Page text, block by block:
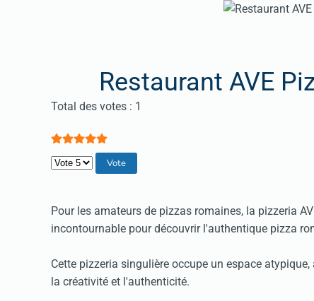
Restaurant AVE
Vote utilisateur:5/
Total des votes : 1
Veuillez voter
Pour les amateurs de pizzas romaines, la pizzeria
incontournable pour découvrir l'authentique pizza
Cette pizzeria singulière occupe un espace
la créativité et l'authenticité.